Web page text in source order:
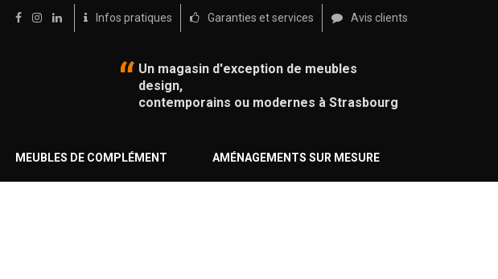
Infos pratiques Garanties et services Avis clients
Un magasin d'exception de meubles
design,
contemporains ou modernes à Strasbourg
MEUBLES DE COMPLÉMENT AMÉNAGEMENTS SUR MESURE